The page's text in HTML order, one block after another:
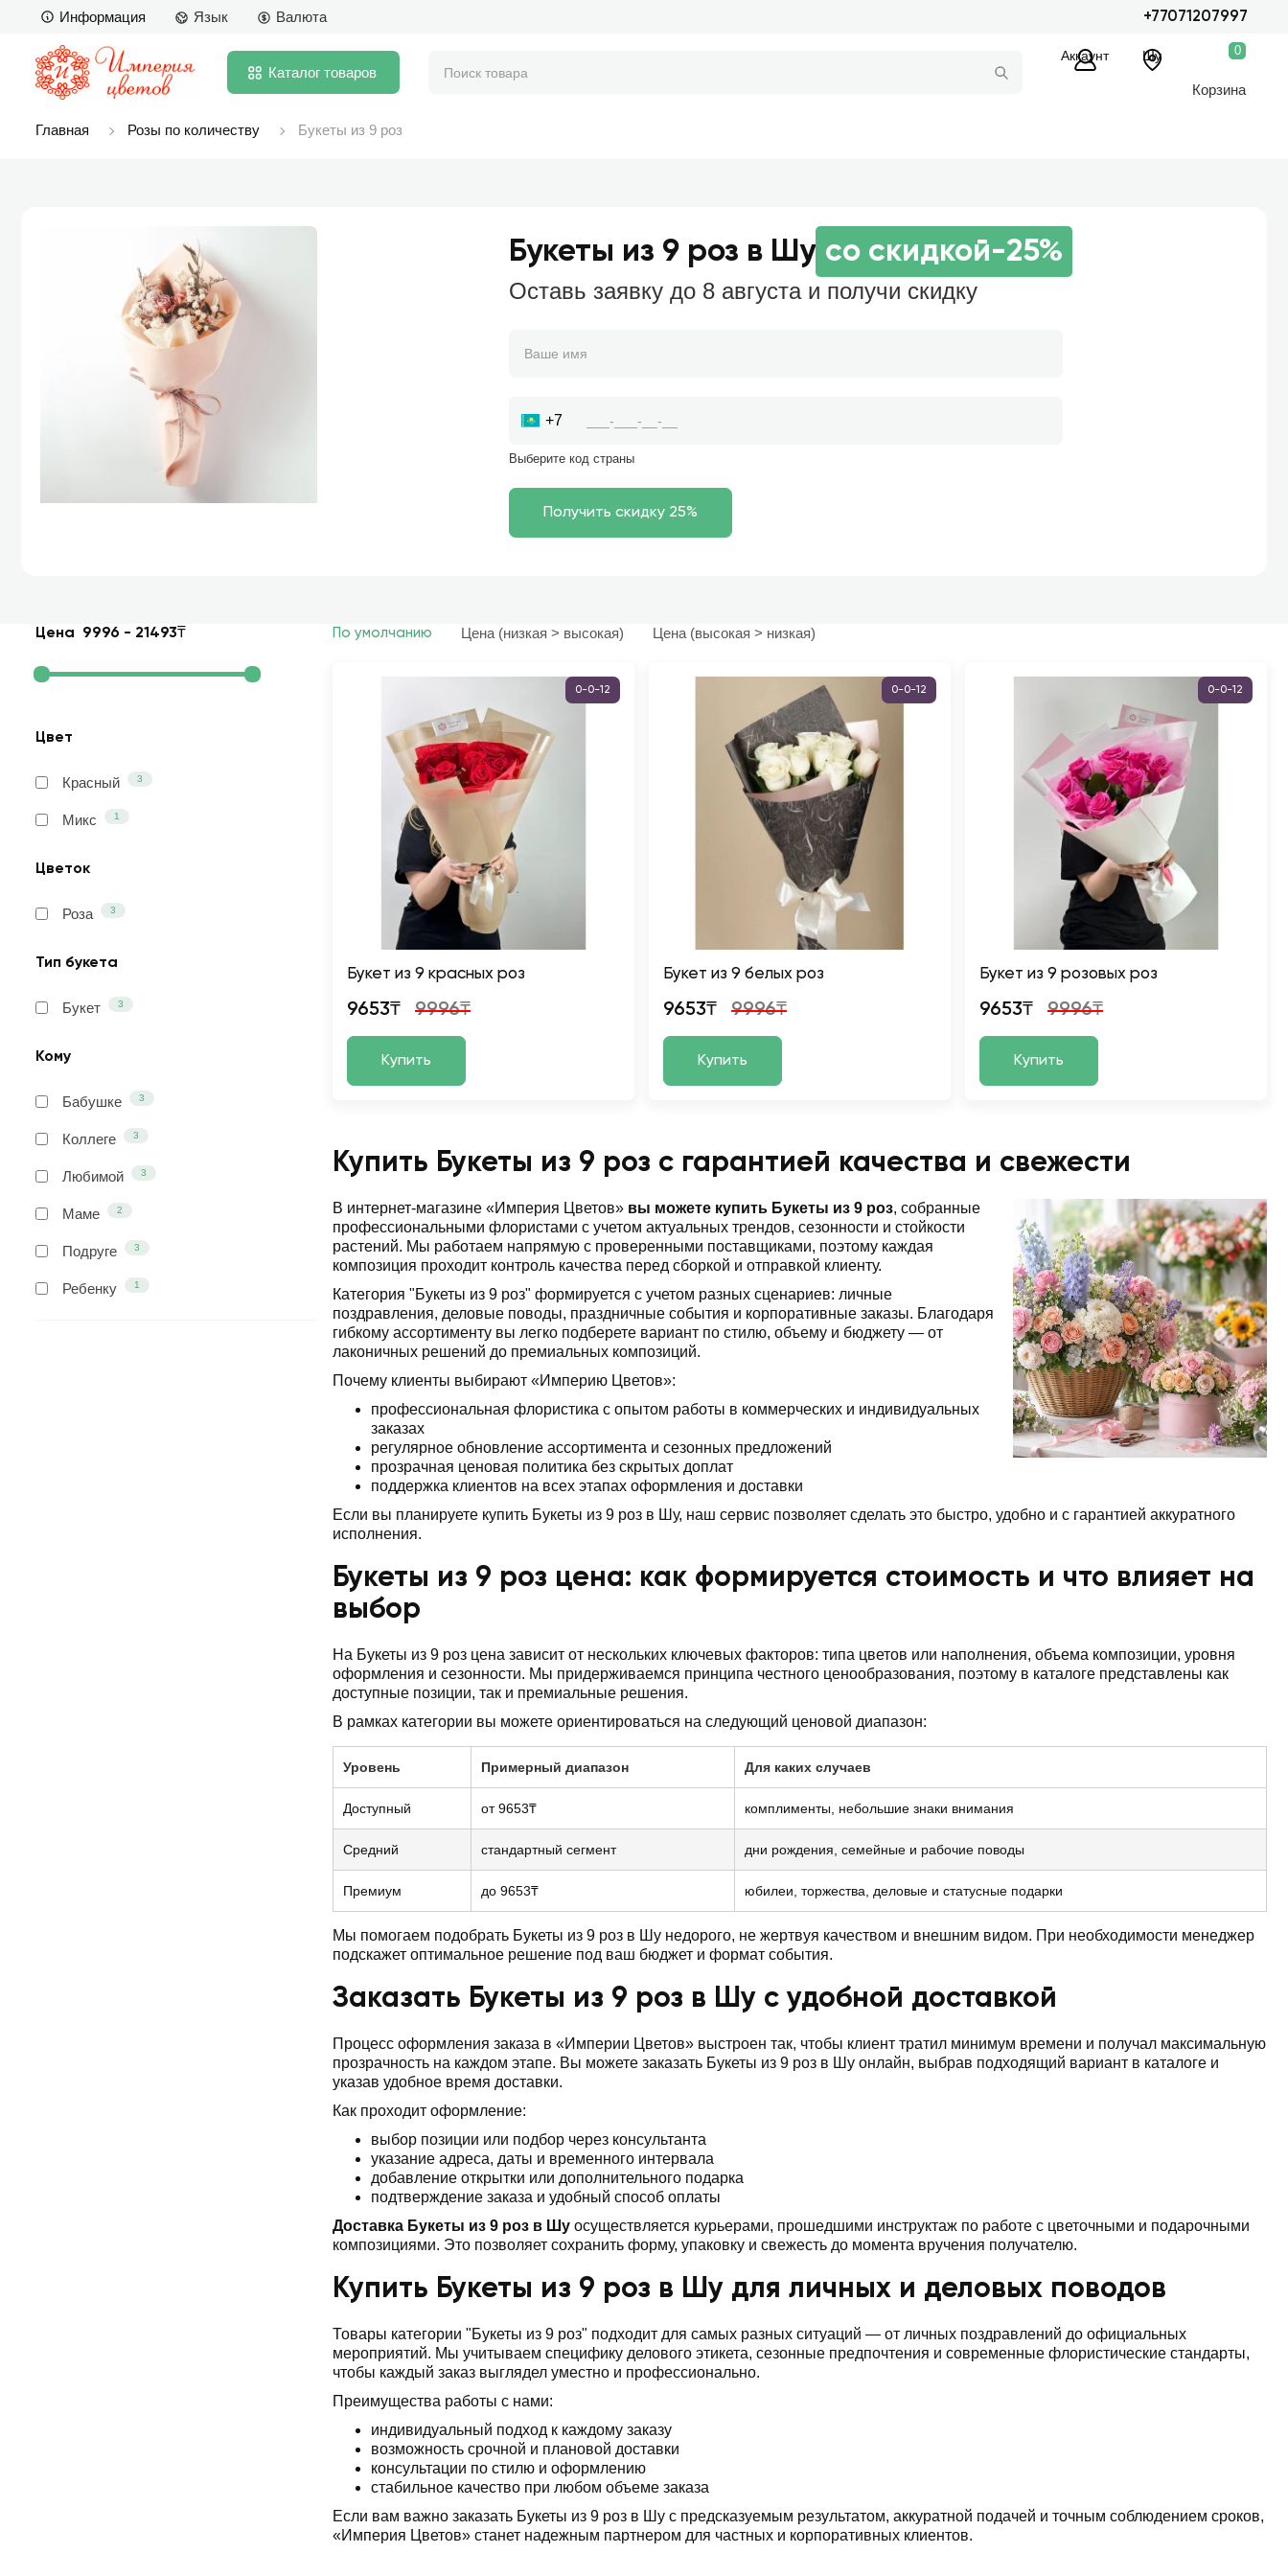
Информация Язык Валюта +77071207997
Каталог товаров
Аккаунт Шу 0
Корзина
Главная Розы по количеству Букеты из 9 роз
Букеты из 9 роз в Шу со скидкой-25%
Оставь заявку до 8 августа и получи скидку
+7
Выберите код страны
Цена 9996 - 21493₸
Цвет
Красный 3
Микс 1
Цветок
Роза 3
Тип букета
Букет 3
Кому
Бабушке 3
Коллеге 3
Любимой 3
Маме 2
Подруге 3
Ребенку 1
По умолчанию Цена (низкая > высокая) Цена (высокая > низкая)
0-0-12
Букет из 9 красных роз
9653₸ 9996₸
Купить
0-0-12
Букет из 9 белых роз
9653₸ 9996₸
Купить
0-0-12
Букет из 9 розовых роз
9653₸ 9996₸
Купить
Купить Букеты из 9 роз с гарантией качества и свежести
В интернет-магазине «Империя Цветов» вы можете купить Букеты из 9 роз, собранные
профессиональными флористами с учетом актуальных трендов, сезонности и стойкости
растений. Мы работаем напрямую с проверенными поставщиками, поэтому каждая
композиция проходит контроль качества перед сборкой и отправкой клиенту.
Категория "Букеты из 9 роз" формируется с учетом разных сценариев: личные
поздравления, деловые поводы, праздничные события и корпоративные заказы. Благодаря
гибкому ассортименту вы легко подберете вариант по стилю, объему и бюджету — от
лаконичных решений до премиальных композиций.
Почему клиенты выбирают «Империю Цветов»:
профессиональная флористика с опытом работы в коммерческих и индивидуальных
заказах
регулярное обновление ассортимента и сезонных предложений
прозрачная ценовая политика без скрытых доплат
поддержка клиентов на всех этапах оформления и доставки
Если вы планируете купить Букеты из 9 роз в Шу, наш сервис позволяет сделать это быстро, удобно и с гарантией аккуратного
исполнения.
Букеты из 9 роз цена: как формируется стоимость и что влияет на
выбор
На Букеты из 9 роз цена зависит от нескольких ключевых факторов: типа цветов или наполнения, объема композиции, уровня
оформления и сезонности. Мы придерживаемся принципа честного ценообразования, поэтому в каталоге представлены как
доступные позиции, так и премиальные решения.
В рамках категории вы можете ориентироваться на следующий ценовой диапазон:
Уровень Примерный диапазон Для каких случаев
Доступный от 9653₸ комплименты, небольшие знаки внимания
Средний стандартный сегмент дни рождения, семейные и рабочие поводы
Премиум до 9653₸ юбилеи, торжества, деловые и статусные подарки
Мы помогаем подобрать Букеты из 9 роз в Шу недорого, не жертвуя качеством и внешним видом. При необходимости менеджер
подскажет оптимальное решение под ваш бюджет и формат события.
Заказать Букеты из 9 роз в Шу с удобной доставкой
Процесс оформления заказа в «Империи Цветов» выстроен так, чтобы клиент тратил минимум времени и получал максимальную
прозрачность на каждом этапе. Вы можете заказать Букеты из 9 роз в Шу онлайн, выбрав подходящий вариант в каталоге и
указав удобное время доставки.
Как проходит оформление:
выбор позиции или подбор через консультанта
указание адреса, даты и временного интервала
добавление открытки или дополнительного подарка
подтверждение заказа и удобный способ оплаты
Доставка Букеты из 9 роз в Шу осуществляется курьерами, прошедшими инструктаж по работе с цветочными и подарочными
композициями. Это позволяет сохранить форму, упаковку и свежесть до момента вручения получателю.
Купить Букеты из 9 роз в Шу для личных и деловых поводов
Товары категории "Букеты из 9 роз" подходит для самых разных ситуаций — от личных поздравлений до официальных
мероприятий. Мы учитываем специфику делового этикета, сезонные предпочтения и современные флористические стандарты,
чтобы каждый заказ выглядел уместно и профессионально.
Преимущества работы с нами:
индивидуальный подход к каждому заказу
возможность срочной и плановой доставки
консультации по стилю и оформлению
стабильное качество при любом объеме заказа
Если вам важно заказать Букеты из 9 роз в Шу с предсказуемым результатом, аккуратной подачей и точным соблюдением сроков,
«Империя Цветов» станет надежным партнером для частных и корпоративных клиентов.